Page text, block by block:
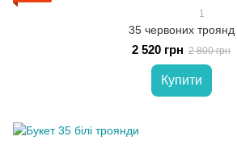
1
35 червоних троянд
2 520 грн 2 800 грн
Купити